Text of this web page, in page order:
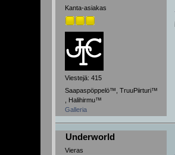
Kanta-asiakas
Viestejä: 415
Saapaspöppelö™, TruuPiirturi™
, Halihirmu™
Galleria
Underworld
Vieras